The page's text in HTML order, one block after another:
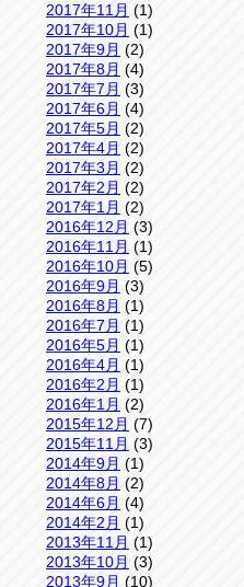
2017年11月 (1)
2017年10月 (1)
2017年9月 (2)
2017年8月 (4)
2017年7月 (3)
2017年6月 (4)
2017年5月 (2)
2017年4月 (2)
2017年3月 (2)
2017年2月 (2)
2017年1月 (2)
2016年12月 (3)
2016年11月 (1)
2016年10月 (5)
2016年9月 (3)
2016年8月 (1)
2016年7月 (1)
2016年5月 (1)
2016年4月 (1)
2016年2月 (1)
2016年1月 (2)
2015年12月 (7)
2015年11月 (3)
2014年9月 (1)
2014年8月 (2)
2014年6月 (4)
2014年2月 (1)
2013年11月 (1)
2013年10月 (3)
2013年9月 (10)